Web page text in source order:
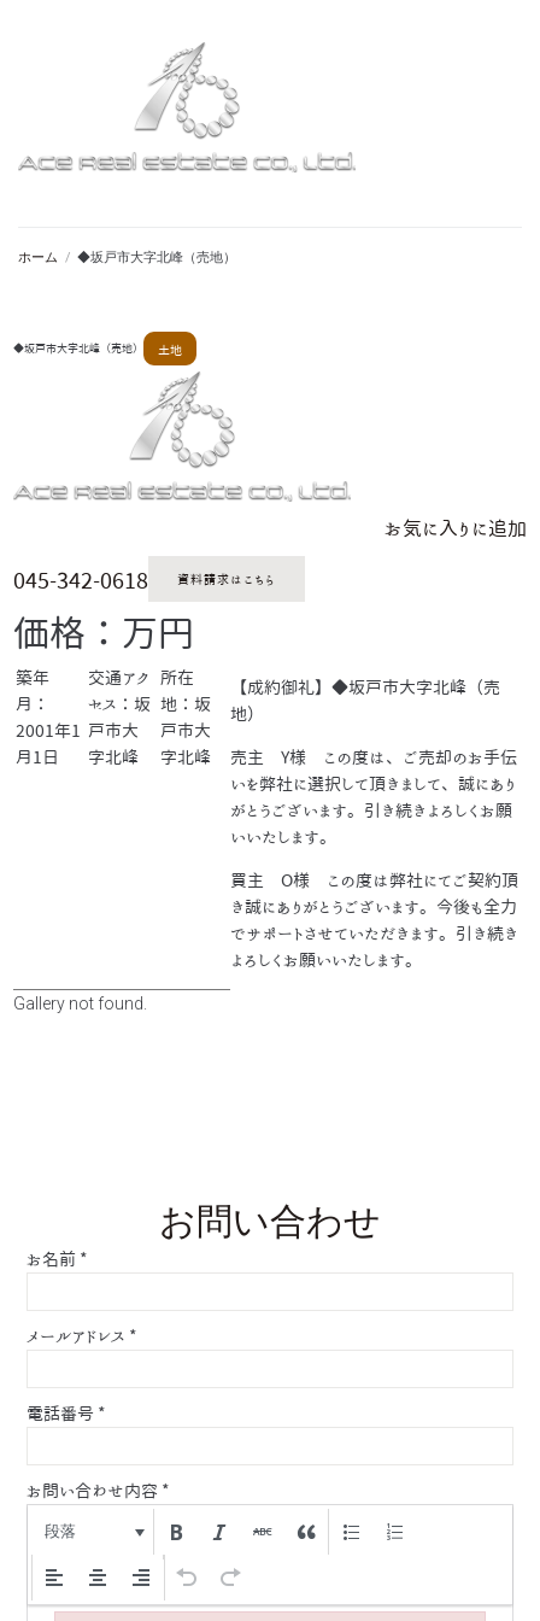
ホーム / ◆坂戸市大字北峰（売地）
◆坂戸市大字北峰（売地） 土地
お気に入りに追加
045-342-0618 資料請求はこちら
価格：万円
築年
月：
2001年1
月1日
交通アク
セス：坂
戸市大
字北峰
所在
地：坂
戸市大
字北峰
【成約御礼】◆坂戸市大字北峰（売
地）
売主 Y様 この度は、ご売却のお手伝
いを弊社に選択して頂きまして、誠にあり
がとうございます。引き続きよろしくお願
いいたします。
買主 O様 この度は弊社にてご契約頂
き誠にありがとうございます。今後も全力
でサポートさせていただきます。引き続き
よろしくお願いいたします。
Gallery not found.
お問い合わせ
お名前 *
メールアドレス *
電話番号 *
お問い合わせ内容 *
段落